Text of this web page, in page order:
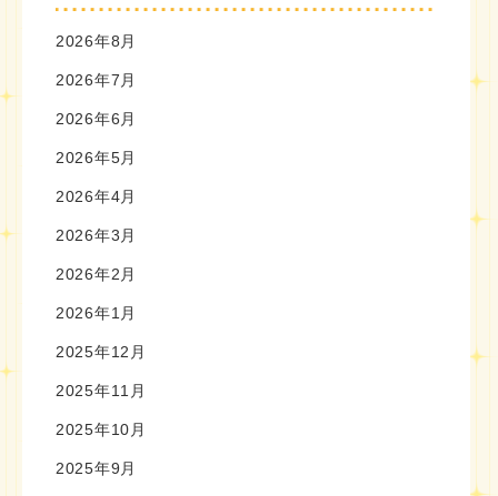
2026年8月
2026年7月
2026年6月
2026年5月
2026年4月
2026年3月
2026年2月
2026年1月
2025年12月
2025年11月
2025年10月
2025年9月